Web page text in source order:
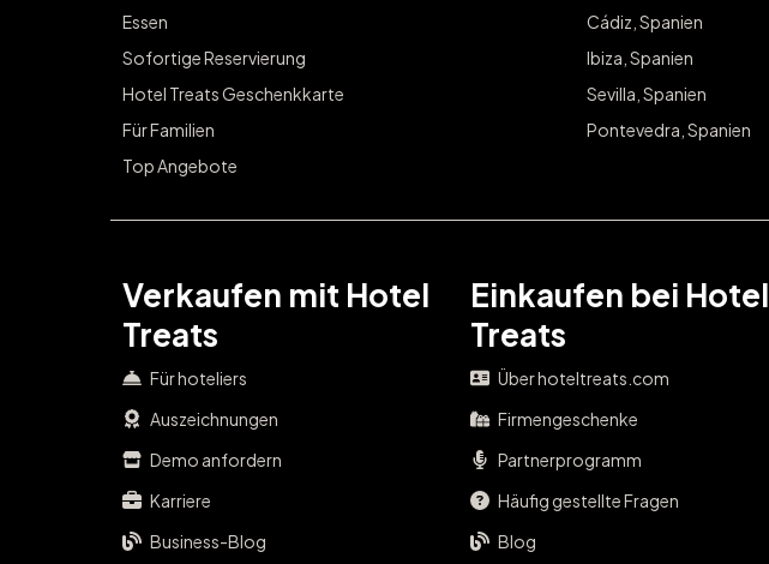
Essen
Sofortige Reservierung
Hotel Treats Geschenkkarte
Für Familien
Top Angebote
Cádiz, Spanien
Ibiza, Spanien
Sevilla, Spanien
Pontevedra, Spanien
Verkaufen mit Hotel
Treats
Für hoteliers
Auszeichnungen
Demo anfordern
Karriere
Business-Blog
Einkaufen bei Hotel
Treats
Über hoteltreats.com
Firmengeschenke
Partnerprogramm
Häufig gestellte Fragen
Blog